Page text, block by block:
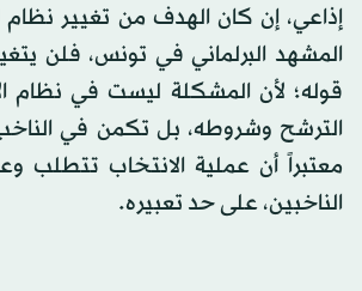
إذاعي، إن كان الهدف من تغيير نظام
المشهد البرلماني في تونس، فلن
قوله؛ لأن المشكلة ليست في نظام
الترشح وشروطه، بل تكمن في
معتبراً أن عملية الانتخاب تتطلب
الناخبين، على حد تعبيره.